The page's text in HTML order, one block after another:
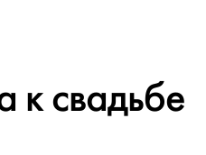
к свадьбе